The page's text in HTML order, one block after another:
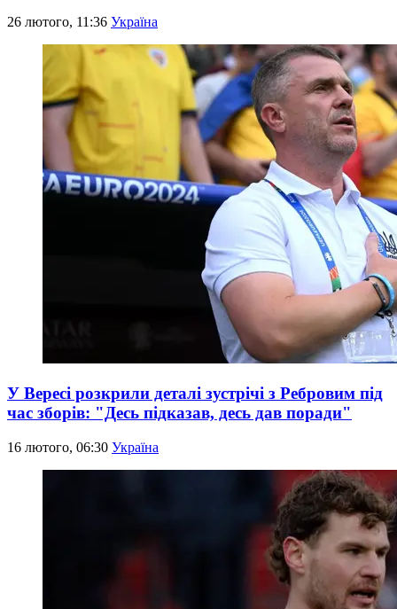
26 лютого, 11:36 Україна
У Вересі розкрили деталі зустрічі з Ребровим під
час зборів: "Десь підказав, десь дав поради"
16 лютого, 06:30 Україна